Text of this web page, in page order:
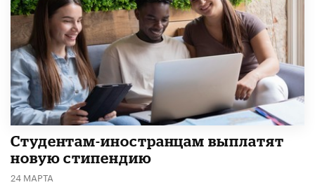
Студентам-иностранцам выплатят
новую стипендию
24 МАРТА